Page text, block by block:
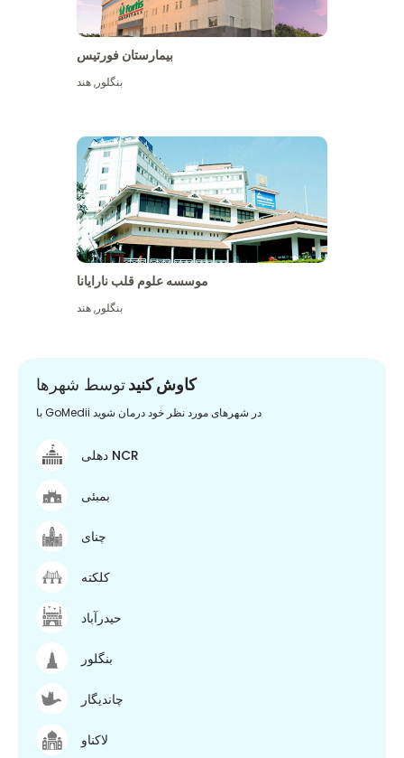
بیمارستان فورتیس
بنگلور,هند
موسسه علوم قلب نارایانا
بنگلور,هند
کاوش کنیدتوسط شهرها
با GoMedii در شهرهای مورد نظر خود درمان شوید
دهلی NCR
بمبئی
چنای
کلکته
حیدرآباد
بنگلور
چاندیگار
لاکناو